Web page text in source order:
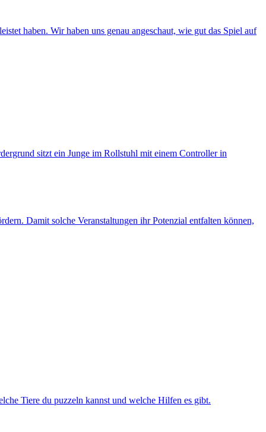
haben. Wir haben uns genau angeschaut, wie gut das Spiel auf
Damit solche Veranstaltungen ihr Potenzial entfalten können,
Tiere du puzzeln kannst und welche Hilfen es gibt.